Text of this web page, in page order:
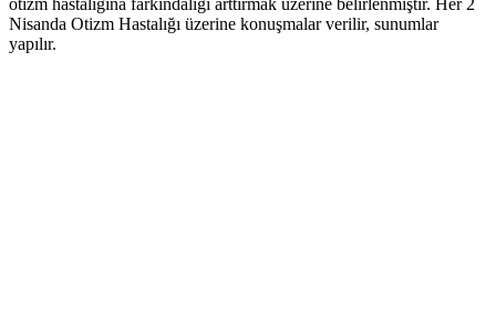
Nisanda Otizm Hastalığı üzerine konuşmalar verilir, sunumlar
yapılır.